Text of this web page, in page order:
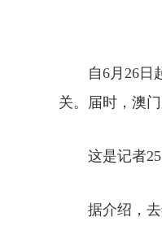
自6月26日起
关。届时，澳
这是记者25
据介绍，去年